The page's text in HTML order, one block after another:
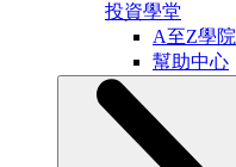
投資學堂
A至Z學院
幫助中心